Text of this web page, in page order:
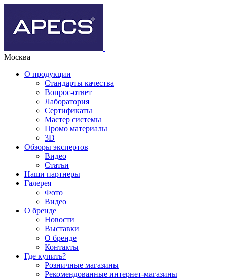
Москва
О продукции
Стандарты качества
Вопрос-ответ
Лаборатория
Сертификаты
Мастер системы
Промо материалы
3D
Обзоры экспертов
Видео
Статьи
Наши партнеры
Галерея
Фото
Видео
О бренде
Новости
Выставки
О бренде
Контакты
Где купить?
Розничные магазины
Рекомендованные интернет-магазины